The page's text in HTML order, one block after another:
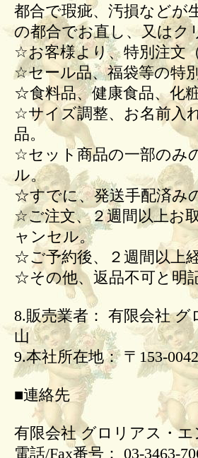
都合で瑕疵、汚損など
の都合でお直し、又はク
☆お客様より、特別注文
☆セール品、福袋等の特
☆食料品、健康食品、化
☆サイズ調整、お名前入
品。
☆セット商品の一部のみ
ル。
☆すでに、発送手配済み
☆ご注文、２週間以上お
ャンセル。
☆ご予約後、２週間以
☆その他、返品不可と明
8.販売業者： 有限会社
山
9.本社所在地： 〒153-
■連絡先
有限会社 グロリアス・
電話/Fax番号： 03-3463-